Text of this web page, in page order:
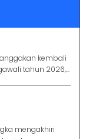
kembali
tahun 2026,...
mengakhiri